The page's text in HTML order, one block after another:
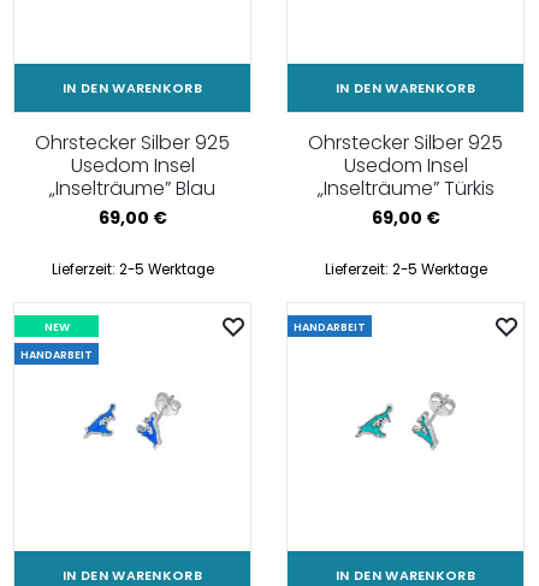
IN DEN WARENKORB
Ohrstecker Silber 925
Usedom Insel
„Inselträume” Blau
69,00 €
Lieferzeit: 2-5 Werktage
IN DEN WARENKORB
Ohrstecker Silber 925
Usedom Insel
„Inselträume” Türkis
69,00 €
Lieferzeit: 2-5 Werktage
NEW
HANDARBEIT
IN DEN WARENKORB
HANDARBEIT
IN DEN WARENKORB